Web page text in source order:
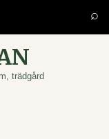
trädgård
⌕